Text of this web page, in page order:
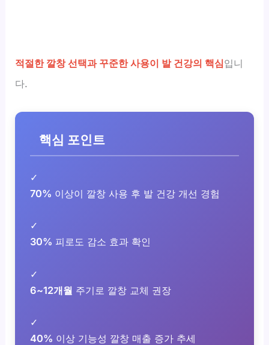
적절한 깔창 선택과 꾸준한 사용이 발 건강의 핵심입니
다.
핵심 포인트
✓
70% 이상이 깔창 사용 후 발 건강 개선 경험
✓
30% 피로도 감소 효과 확인
✓
6~12개월 주기로 깔창 교체 권장
✓
40% 이상 기능성 깔창 매출 증가 추세